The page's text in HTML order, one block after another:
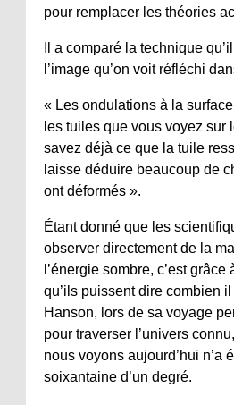
pour remplacer les théories
Il a comparé la technique
l’image qu’on voit réfléchi
« Les ondulations à la
les tuiles que vous voyez sur
savez déjà ce que la tuile
laisse déduire beaucoup de
ont déformés ».
Étant donné que les
observer directement de la
l’énergie sombre, c’est grâce
qu’ils puissent dire combien
Hanson, lors de sa voyage
pour traverser l’univers
nous voyons aujourd’hui n’a
soixantaine d’un degré.